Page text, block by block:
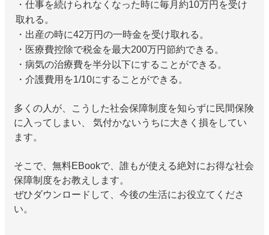
・仕事を続けられなくなった時に毎月約10万円を受け
取れる。
・出産の時に42万円の一時金を受け取れる。
・医療費控除で税金を最大200万円節約できる。
・病気の治療費を半分以下にすることができる。
・介護費用を1/10にすることができる。
多くの人が、こうした社会保障制度を知らずに民間保険
に入ってしまい、 気付かないうちに大きく損をしてい
ます。
そこで、無料EBookで、誰もが使える絶対にお得な社会
保障制度をお教えします。
ぜひダウンロードして、今後の生活にお役立てくださ
い。